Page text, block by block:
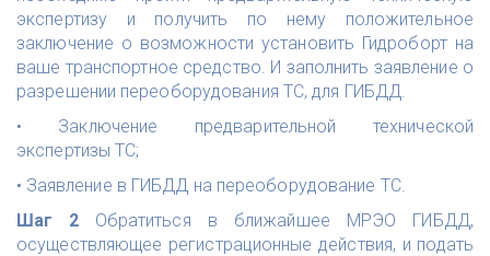
экспертизу и получить по нему положительное
заключение о возможности установить Гидроборт на
ваше транспортное средство. И заполнить заявление о
разрешении переоборудования ТС, для ГИБДД.
• Заключение предварительной технической
экспертизы ТС;
• Заявление в ГИБДД на переоборудование ТС.
Шаг 2 Обратиться в ближайшее МРЭО ГИБДД,
осуществляющее регистрационные действия, и подать